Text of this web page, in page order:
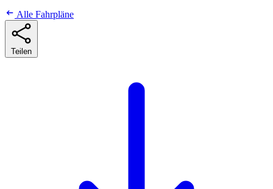
Alle Fahrpläne
Teilen